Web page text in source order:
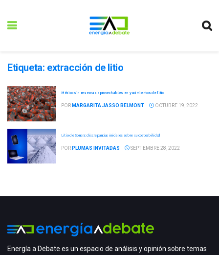
Etiqueta: extracción de litio
México sin reservas aprovechables en yacimientos de litio
POR MARGARITA JASSO BELMONT OCTUBRE 19, 2022
Litio de Sonora: discrepancias iniciales sobre su costeabilidad
POR PLUMAS INVITADAS SEPTIEMBRE 28, 2022
Energía a Debate es un espacio de análisis y opinión sobre temas